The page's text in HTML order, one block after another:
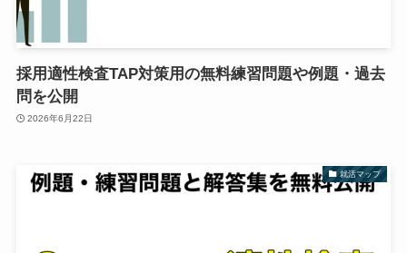
採用適性検査TAP対策用の無料練習問題や例題・過去
問を公開
2026年6月22日
就活マップ